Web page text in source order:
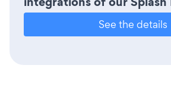
See the details